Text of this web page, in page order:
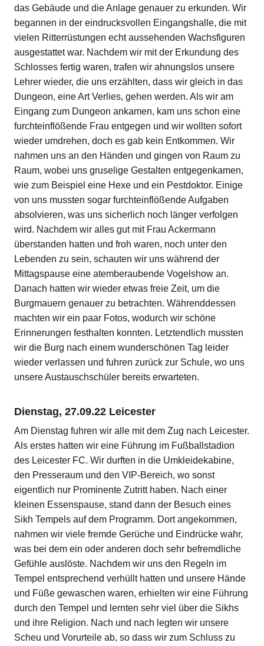
das Gebäude und die Anlage genauer zu erkunden. Wir
begannen in der eindrucksvollen Eingangshalle, die mit
vielen Ritterrüstungen echt aussehenden Wachsfiguren
ausgestattet war. Nachdem wir mit der Erkundung des
Schlosses fertig waren, trafen wir ahnungslos unsere
Lehrer wieder, die uns erzählten, dass wir gleich in das
Dungeon, eine Art Verlies, gehen werden. Als wir am
Eingang zum Dungeon ankamen, kam uns schon eine
furchteinflößende Frau entgegen und wir wollten sofort
wieder umdrehen, doch es gab kein Entkommen. Wir
nahmen uns an den Händen und gingen von Raum zu
Raum, wobei uns gruselige Gestalten entgegenkamen,
wie zum Beispiel eine Hexe und ein Pestdoktor. Einige
von uns mussten sogar furchteinflößende Aufgaben
absolvieren, was uns sicherlich noch länger verfolgen
wird. Nachdem wir alles gut mit Frau Ackermann
überstanden hatten und froh waren, noch unter den
Lebenden zu sein, schauten wir uns während der
Mittagspause eine atemberaubende Vogelshow an.
Danach hatten wir wieder etwas freie Zeit, um die
Burgmauern genauer zu betrachten. Währenddessen
machten wir ein paar Fotos, wodurch wir schöne
Erinnerungen festhalten konnten. Letztendlich mussten
wir die Burg nach einem wunderschönen Tag leider
wieder verlassen und fuhren zurück zur Schule, wo uns
unsere Austauschschüler bereits erwarteten.
Dienstag, 27.09.22 Leicester
Am Dienstag fuhren wir alle mit dem Zug nach Leicester.
Als erstes hatten wir eine Führung im Fußballstadion
des Leicester FC. Wir durften in die Umkleidekabine,
den Presseraum und den VIP-Bereich, wo sonst
eigentlich nur Prominente Zutritt haben. Nach einer
kleinen Essenspause, stand dann der Besuch eines
Sikh Tempels auf dem Programm. Dort angekommen,
nahmen wir viele fremde Gerüche und Eindrücke wahr,
was bei dem ein oder anderen doch sehr befremdliche
Gefühle auslöste. Nachdem wir uns den Regeln im
Tempel entsprechend verhüllt hatten und unsere Hände
und Füße gewaschen waren, erhielten wir eine Führung
durch den Tempel und lernten sehr viel über die Sikhs
und ihre Religion. Nach und nach legten wir unsere
Scheu und Vorurteile ab, so dass wir zum Schluss zu